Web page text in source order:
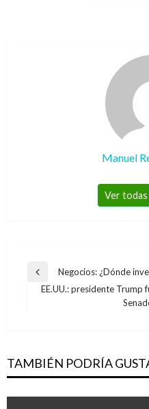
Manuel
Ver todas
Navegación
de
Entrada
anterior
Negocios: ¿Dónde
EE.UU.: presidente Trump
TAMBIÉN PODRÍA